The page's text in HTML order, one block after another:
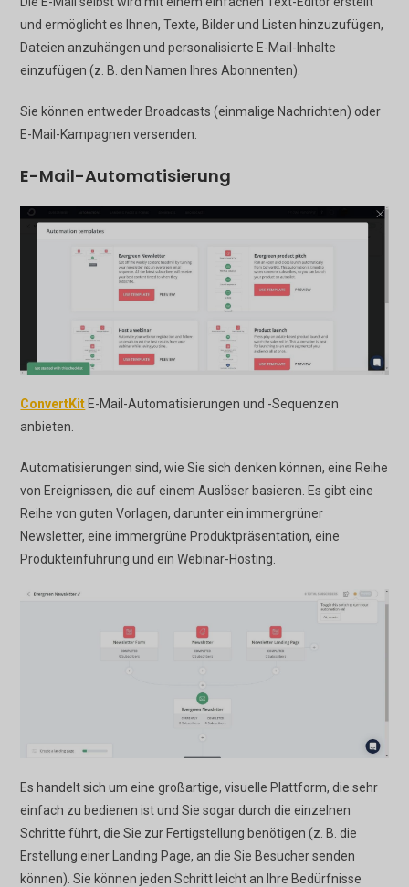
und ermöglicht es Ihnen, Texte, Bilder und Listen hinzuzufügen,
Dateien anzuhängen und personalisierte E-Mail-Inhalte
einzufügen (z. B. den Namen Ihres Abonnenten).
Sie können entweder Broadcasts (einmalige Nachrichten) oder
E-Mail-Kampagnen versenden.
E-Mail-Automatisierung
ConvertKit E-Mail-Automatisierungen und -Sequenzen
anbieten.
Automatisierungen sind, wie Sie sich denken können, eine Reihe
von Ereignissen, die auf einem Auslöser basieren. Es gibt eine
Reihe von guten Vorlagen, darunter ein immergrüner
Newsletter, eine immergrüne Produktpräsentation, eine
Produkteinführung und ein Webinar-Hosting.
Es handelt sich um eine großartige, visuelle Plattform, die sehr
einfach zu bedienen ist und Sie sogar durch die einzelnen
Schritte führt, die Sie zur Fertigstellung benötigen (z. B. die
Erstellung einer Landing Page, an die Sie Besucher senden
können). Sie können jeden Schritt leicht an Ihre Bedürfnisse